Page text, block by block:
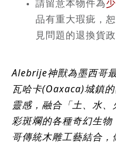
請留意本物件為
品有重大瑕疵，
見問題的退換貨
Alebrije神獸為墨西哥
瓦哈卡(Oaxaca)城鎮
靈感，融合「土、水
彩斑斕的各種奇幻生
哥傳統木雕工藝結合